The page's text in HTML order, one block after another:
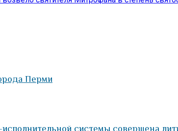
Перми
системы совершена